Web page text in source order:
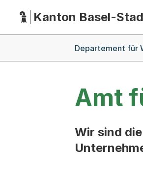
HauptnavigationKanton Basel-
Departement für
Amt
Wir sind